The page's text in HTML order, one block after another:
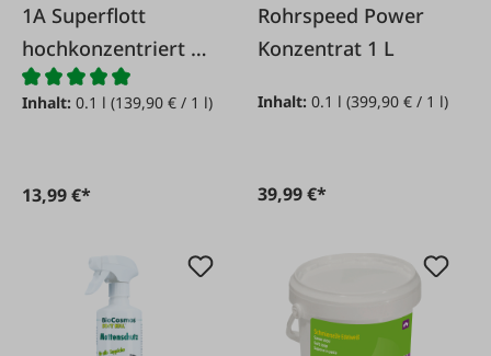
1A Superflott
hochkonzentriert 1
Liter
Inhalt: 0.1 l (139,90 € / 1 l)
13,99 €*
Rohrspeed Power
Konzentrat 1 L
Inhalt:0.1 l(399,90 € / 1 l)
39,99 €*